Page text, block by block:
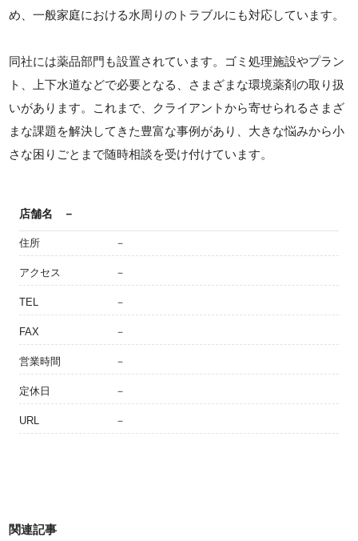
め、一般家庭における水周りのトラブルにも対応しています。
同社には薬品部門も設置されています。ゴミ処理施設やプラン
ト、上下水道などで必要となる、さまざまな環境薬剤の取り扱
いがあります。これまで、クライアントから寄せられるさまざ
まな課題を解決してきた豊富な事例があり、大きな悩みから小
さな困りごとまで随時相談を受け付けています。
店舗名 －
住所 －
アクセス －
TEL －
FAX －
営業時間 －
定休日 －
URL －
関連記事